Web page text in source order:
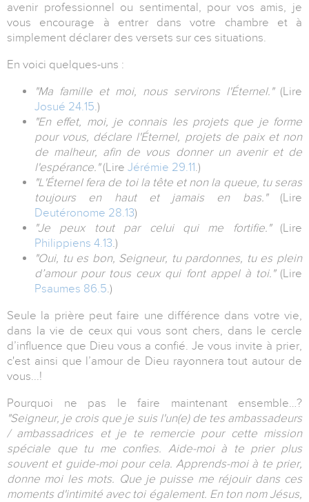
avenir professionnel ou sentimental, pour vos amis, je
vous encourage à entrer dans votre chambre et à
simplement déclarer des versets sur ces situations.
En voici quelques-uns :
"Ma famille et moi, nous servirons l'Éternel."(Lire
Josué 24.15.)
"En effet, moi, je connais les projets que je forme
pour vous, déclare l'Éternel, projets de paix et non
de malheur, afin de vous donner un avenir et de
l'espérance."(Lire Jérémie 29.11.)
"L'Éternel fera de toi la tête et non la queue, tu seras
toujours en haut et jamais en bas."(Lire
Deutéronome 28.13)
"Je peux tout par celui qui me fortifie."(Lire
Philippiens 4.13.)
"Oui, tu es bon, Seigneur, tu pardonnes, tu es plein
d’amour pour tous ceux qui font appel à toi."(Lire
Psaumes 86.5.)
Seule la prière peut faire une différence dans votre vie,
dans la vie de ceux qui vous sont chers, dans le cercle
d’influence que Dieu vous a confié. Je vous invite à prier,
c'est ainsi que l’amour de Dieu rayonnera tout autour de
vous...!
Pourquoi ne pas le faire maintenant ensemble…?
"Seigneur, je crois que je suis l'un(e) de tes ambassadeurs
/ ambassadrices et je te remercie pour cette mission
spéciale que tu me confies. Aide-moi à te prier plus
souvent et guide-moi pour cela. Apprends-moi à te prier,
donne moi les mots. Que je puisse me réjouir dans ces
moments d'intimité avec toi également. En ton nom Jésus,